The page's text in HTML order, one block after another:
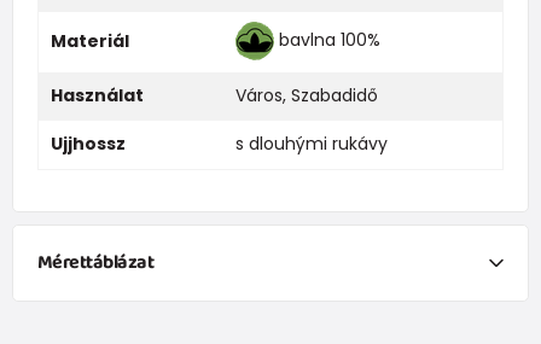
Materiál bavlna 100%
Használat Város, Szabadidő
Ujjhossz
s dlouhými rukávy
Mérettáblázat